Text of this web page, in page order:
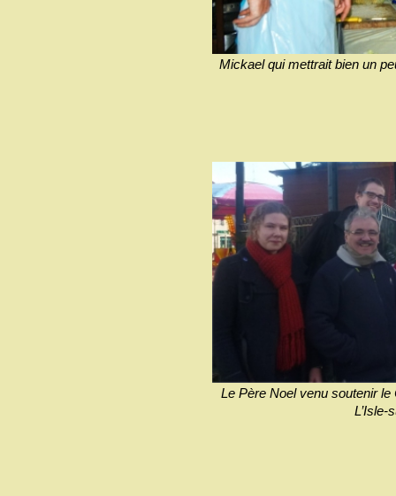
Mickael qui mettrait bien un
Le Père Noel venu soutenir le
L’Isle-